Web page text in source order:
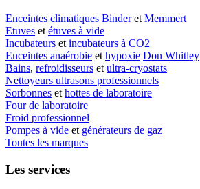
Enceintes climatiques Binderet Memmert
Etuves et étuves à vide
Incubateurs et incubateurs à CO2
Enceintes anaérobie et hypoxie Don Whitley
Bains, refroidisseurs et ultra-cryostats
Nettoyeurs ultrasons professionnels
Sorbonnes et hottes de laboratoire
Four de laboratoire
Froid professionnel
Pompes à vide et générateurs de gaz
Toutes les marques
Les services